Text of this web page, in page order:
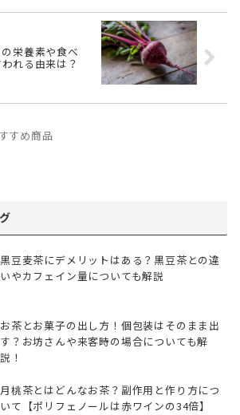
栄養素や食べ
れる由来は？
すめ商品
黒豆麦茶にデメリットはある？黒豆茶との違
いやカフェイン量についても解説
お茶とお菓子の出し方！個包装はそのまま出
す？お坊さんや来客時の場合についても解
説！
月桃茶とはどんなお茶？副作用と作り方につ
いて【ポリフェノールは赤ワインの34倍】